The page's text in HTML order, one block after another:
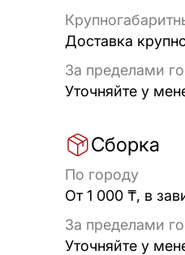
Доставка
За пределами
Уточняйте у
Сборка
По городу
От 1 000 ₸, в
За пределами
Уточняйте у